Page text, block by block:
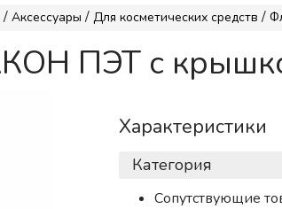
/ Аксессуары / Для косметических средств /
ПЭТ с
Характеристики
Категория
Сопутствующие